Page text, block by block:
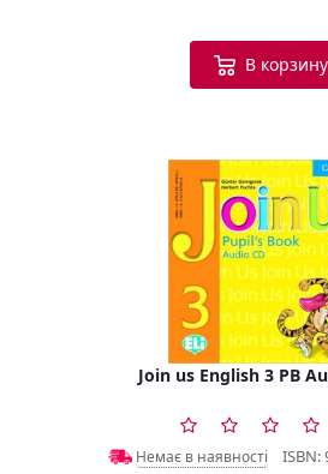
В корзину
Join us English 3 PB
Немає в наявності ISBN: